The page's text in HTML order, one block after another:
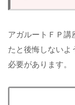
アガルートＦＰ講
たと後悔しないよ
必要があります。